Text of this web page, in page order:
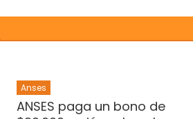
Anses
ANSES paga un bono de